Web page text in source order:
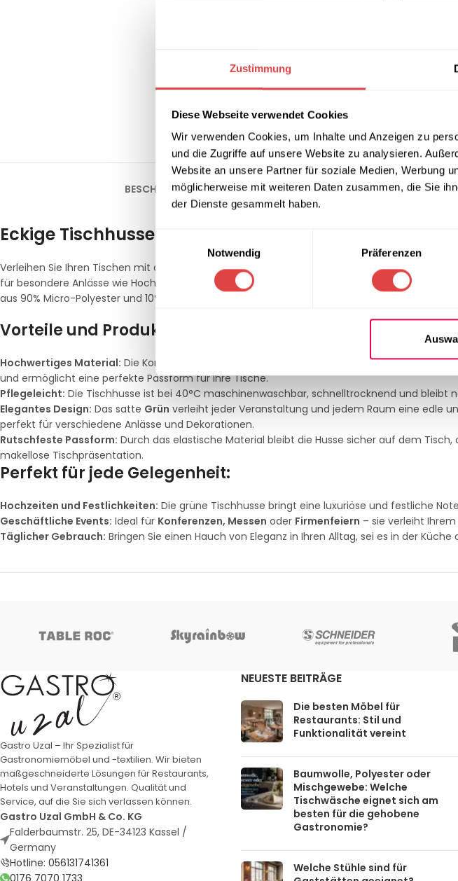
Zustimmung
Diese Webseite verwendet Cookies
Wir verwenden Cookies, um Inhalte und Anzeigen zu
und die Zugriffe auf unsere Website zu analysieren.
Website an unsere Partner für soziale Medien, Werbung
möglicherweise mit weiteren Daten zusammen, die Sie
der Dienste gesammelt haben.
Notwendig
Präferenzen
BESCHREIBUNGZUSÄTZLICHE INFORMATIONENLIEFERUNG &
Eckige Tischhussen Deluxe in Grün – Perfekt für
Verleihen Sie Ihren Tischen mit der eckigen Tischhusse Deluxe in Grün
einen frischen und
für besondere Anlässe wie Hochzeiten, Geschäftsevents oder sogar den täglichen Gebrauch
aus 90% Micro-Polyester und 10% Elastan ist sie nicht nur langlebig, sondern auch äußerst
Vorteile und Produkthighlights:
Hochwertiges Material: Die Kombination aus Micro-Polyester und Elastansorgt für
und ermöglicht eine perfekte Passform für Ihre Tische.
Pflegeleicht: Die Tischhusse ist bei 40°C maschinenwaschbar, schnelltrocknend und bleibt
Elegantes Design: Das satte Grün verleiht jeder Veranstaltung und jedem Raum eine edle
perfekt für verschiedene Anlässe und Dekorationen.
Rutschfeste Passform: Durch das elastische Material bleibt die Husse sicher auf dem
makellose Tischpräsentation.
Perfekt für jede Gelegenheit:
Hochzeiten und Festlichkeiten: Die grüne Tischhusse bringt eine luxuriöse und festliche
Geschäftliche Events: Ideal für Konferenzen, Messen oder Firmenfeiern – sie verleiht
Täglicher Gebrauch: Bringen Sie einen Hauch von Eleganz in Ihren Alltag, sei es in der Küche
Gastro Uzal – Ihr Spezialist für
Gastronomiemöbel und -textilien. Wir bieten
maßgeschneiderte Lösungen für Restaurants,
Hotels und Veranstaltungen. Qualität und
Service, auf die Sie sich verlassen können.
Gastro Uzal GmbH & Co. KG
Falderbaumstr. 25, DE-34123 Kassel /
Germany
Hotline: 056131741361
NEUESTE BEITRÄGE
Die besten Möbel für
Restaurants: Stil und
Funktionalität vereint
Baumwolle, Polyester oder
Mischgewebe: Welche
Tischwäsche eignet sich am
besten für die gehobene
Gastronomie?
Welche Stühle sind für